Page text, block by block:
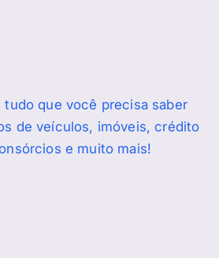
tudo que você precisa saber
de veículos, imóveis, crédito
e muito mais!